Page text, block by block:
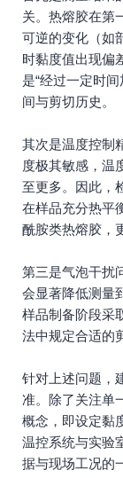
关。热熔胶在第
可逆的变化（如
时黏度值出现偏
是“经过一定时
间与剪切历史。
其次是温度控制
度极其敏感，温
至更多。因此，
在样品充分热平
酰胺类热熔胶，
第三是气泡干扰
会显著降低测量
样品制备阶段采
法中规定合适的
针对上述问题，
准。除了关注单
概念，即设定黏
温控系统与实验
据与现场工况的